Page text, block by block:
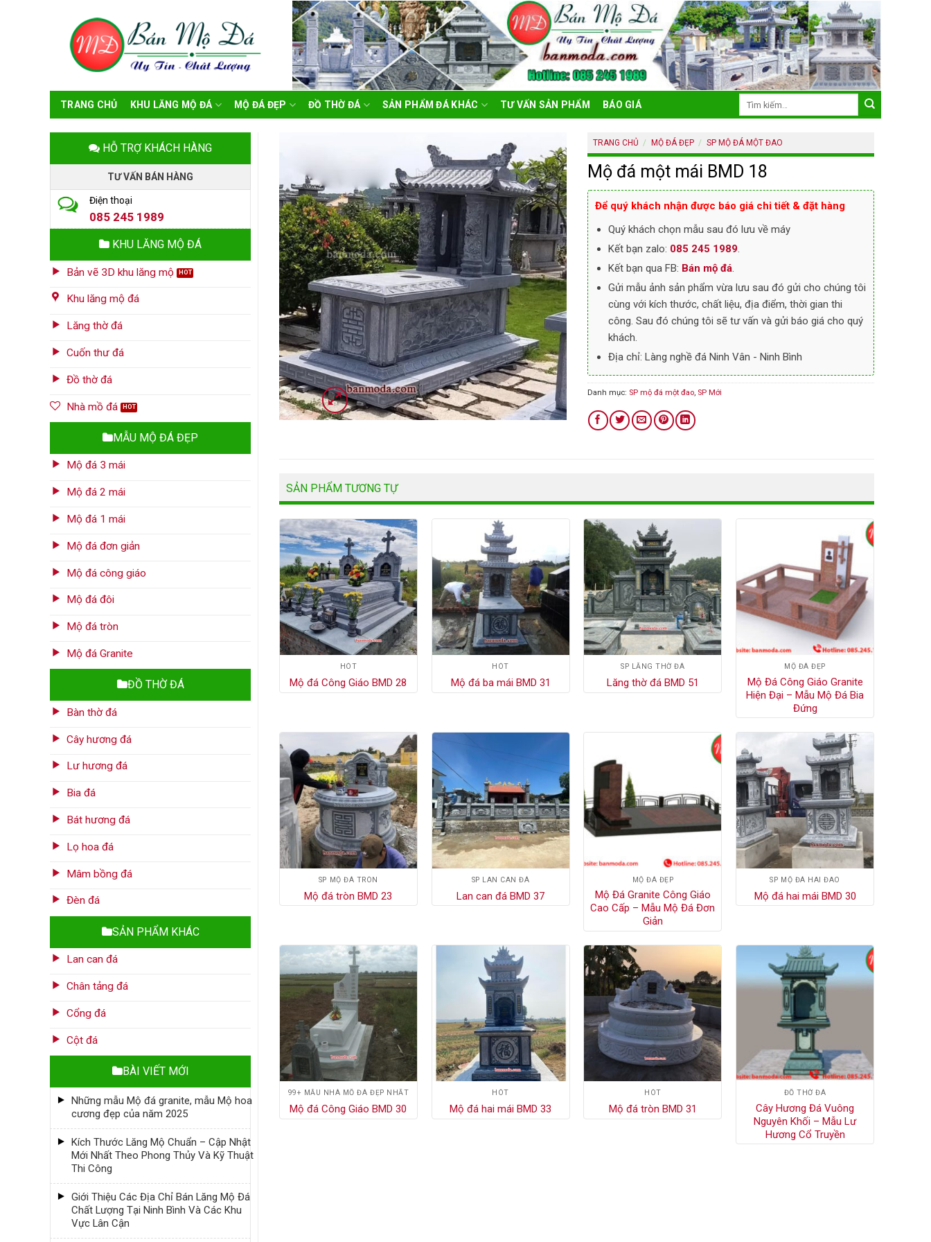
content
TRANG CHỦ KHU LĂNG MỘ ĐÁ MỘ ĐÁ ĐẸP ĐỒ THỜ ĐÁ SẢN PHẨM ĐÁ KHÁC TƯ VẤN SẢN PHẨM BÁO GIÁ
Tìm
HỖ TRỢ KHÁCH HÀNG
TƯ VẤN BÁN HÀNG
Điện thoại
085 245 1989
KHU LĂNG MỘ ĐÁ
Bản vẽ 3D khu lăng mộ
Khu lăng mộ đá
Lăng thờ đá
Cuốn thư đá
Đồ thờ đá
Nhà mồ đá
MẪU MỘ ĐÁ ĐẸP
Mộ đá 3 mái
Mộ đá 2 mái
Mộ đá 1 mái
Mộ đá đơn giản
Mộ đá công giáo
Mộ đá đôi
Mộ đá tròn
Mộ đá Granite
ĐỒ THỜ ĐÁ
Bàn thờ đá
Cây hương đá
Lư hương đá
Bia đá
Bát hương đá
Lọ hoa đá
Mâm bồng đá
Đèn đá
SẢN PHẨM KHÁC
Lan can đá
Chân tảng đá
Cổng đá
Cột đá
BÀI VIẾT MỚI
Những mẫu Mộ đá granite, mẫu Mộ hoa
cương đẹp của năm 2025
Kích Thước Lăng Mộ Chuẩn – Cập Nhật
Mới Nhất Theo Phong Thủy Và Kỹ Thuật
Thi Công
Giới Thiệu Các Địa Chỉ Bán Lăng Mộ Đá
Chất Lượng Tại Ninh Bình Và Các Khu
Vực Lân Cận
TRANG CHỦ / MỘ ĐÁ ĐẸP / SP MỘ ĐÁ MỘT ĐAO
Mộ đá một mái BMD 18
Để quý khách nhận được báo giá chi tiết & đặt hàng
Quý khách chọn mẫu sau đó lưu về máy
Kết bạn zalo: 085 245 1989.
Kết bạn qua FB: Bán mộ đá.
Gửi mẫu ảnh sản phẩm vừa lưu sau đó gửi cho chúng tôi
cùng với kích thước, chất liệu, địa điểm, thời gian thi
công. Sau đó chúng tôi sẽ tư vấn và gửi báo giá cho quý
khách.
Địa chỉ: Làng nghề đá Ninh Vân - Ninh Bình
Danh mục: SP mộ đá một đao, SP Mới
SẢN PHẨM TƯƠNG TỰ
HÓT
Mộ đá Công Giáo BMD 28
HÓT
Mộ đá ba mái BMD 31
SP LĂNG THỜ ĐÁ
Lăng thờ đá BMD 51
MỘ ĐÁ ĐẸP
Mộ Đá Công Giáo Granite
Hiện Đại – Mẫu Mộ Đá Bia
Đứng
SP MỘ ĐÁ TRÒN
Mộ đá tròn BMD 23
SP LAN CAN ĐÁ
Lan can đá BMD 37
MỘ ĐÁ ĐẸP
Mộ Đá Granite Công Giáo
Cao Cấp – Mẫu Mộ Đá Đơn
Giản
SP MỘ ĐÁ HAI ĐAO
Mộ đá hai mái BMD 30
99+ MẪU NHÀ MỒ ĐÁ ĐẸP NHẤT
Mộ đá Công Giáo BMD 30
HÓT
Mộ đá hai mái BMD 33
HÓT
Mộ đá tròn BMD 31
ĐỒ THỜ ĐÁ
Cây Hương Đá Vuông
Nguyên Khối – Mẫu Lư
Hương Cổ Truyền